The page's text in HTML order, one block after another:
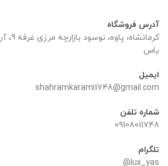
آدرس فروشگاه
یاس
ایمیل
shahramkarami1748@gmail.com
شماره تلفن
09108011748
تلگرام
lux_yas@